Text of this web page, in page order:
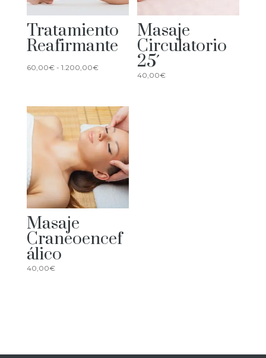
Tratamiento
Reafirmante
60,00€ - 1.200,00€Rango
60,00€
hasta
1.200,00€
Masaje
Circulatorio
25´
40,00€
Masaje
Craneoencef
álico
40,00€